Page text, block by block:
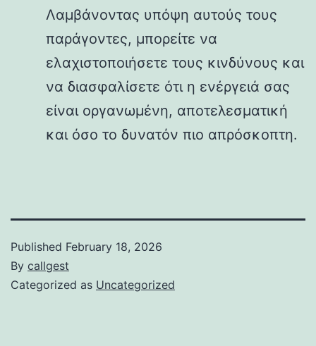
Λαμβάνοντας υπόψη αυτούς τους
παράγοντες, μπορείτε να
ελαχιστοποιήσετε τους κινδύνους και
να διασφαλίσετε ότι η ενέργειά σας
είναι οργανωμένη, αποτελεσματική
και όσο το δυνατόν πιο απρόσκοπτη.
Published February 18, 2026
By callgest
Categorized as Uncategorized